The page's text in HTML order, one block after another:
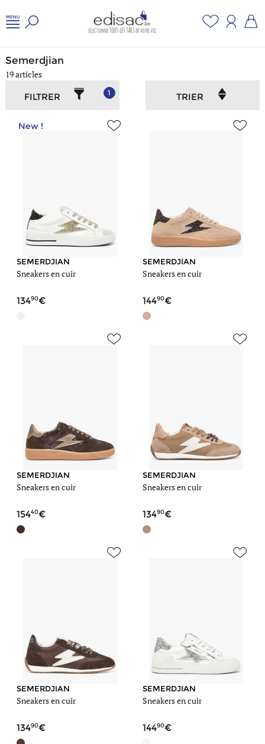
Semerdjian
19 articles
FILTRER
1 TRIER
SEMERDJIAN
Sneakers en cuir
13490
New !
SEMERDJIAN
Sneakers en cuir
14490
SEMERDJIAN
Sneakers en cuir
15440
SEMERDJIAN
Sneakers en cuir
13490
SEMERDJIAN
Sneakers en cuir
13490
SEMERDJIAN
Sneakers en cuir
14490